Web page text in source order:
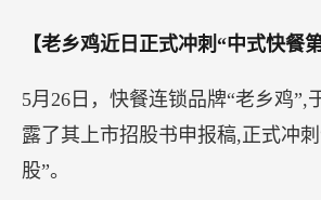
【老乡鸡近日正式冲刺“中式快餐
5月26日，快餐连锁品牌“老乡鸡”,
露了其上市招股书申报稿,正式冲
股”。